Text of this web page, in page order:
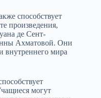
способствует
произведения,
де Сент-
Ахматовой. Они
внутреннего мира
могут